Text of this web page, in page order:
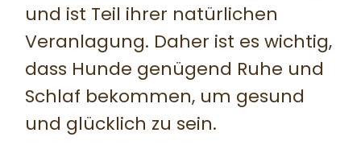
und ist Teil ihrer natürlichen
Veranlagung. Daher ist es wichtig,
dass Hunde genügend Ruhe und
Schlaf bekommen, um gesund
und glücklich zu sein.